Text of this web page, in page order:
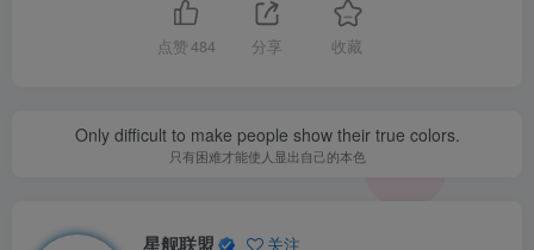
点赞 484 分享 收藏
Only difficult to make people show their true colors.
只有困难才能使人显出自己的本色
星舰联盟 关注